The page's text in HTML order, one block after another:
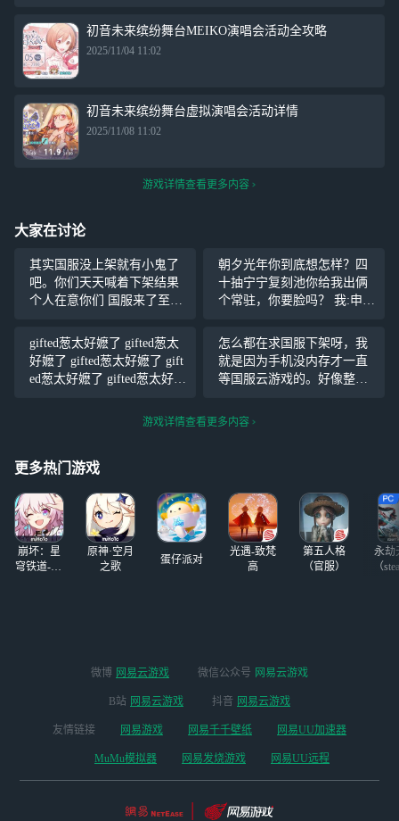
初音未来缤纷舞台MEIKO演唱会活动全攻略
2025/11/04 11:02
初音未来缤纷舞台虚拟演唱会活动详情
2025/11/08 11:02
游戏详情查看更多内容
大家在讨论
其实国服没上架就有小鬼了
吧。你们天天喊着下架结果
个人在意你们 国服来了至少
意味不明烤就一日本原神护
着只会越来越烂
朝夕光年你到底想怎样？四
十抽宁宁复刻池你给我出俩
个常驻，你要脸吗？ 我:申请
勺尖年:申请失败，给你两个
常驻不错了 (虽然也有宁宁的
但两个常驻卡我都有) 朝勺尖
gifted葱太好嬷了 gifted葱太
好嬷了 gifted葱太好嬷了 gift
ed葱太好嬷了 gifted葱太好嬷
太好嬷了 gifted葱太好嬷了 gi
怎么都在求国服下架呀，我
就是因为手机没内存才一直
等国服云游戏的。好像整的
线虫一样。
游戏详情查看更多内容
更多热门游戏
崩坏：星
穹铁道-4.4
原神·空月
之歌
蛋仔派对
光遇-致梵
高
第五人格
（官服）
永劫
（
微博 网易云游戏 微信公众号 网易云游戏
B站 网易云游戏 抖音 网易云游戏
友情链接 网易游戏 网易千千壁纸 网易UU加速器
MuMu模拟器 网易发烧游戏 网易UU远程